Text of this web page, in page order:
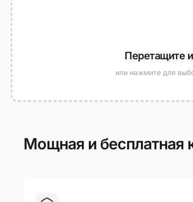
Перетащите
или нажмите для
Мощная и бесплатная